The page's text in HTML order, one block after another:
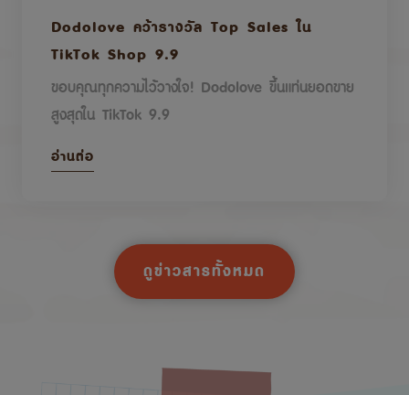
Dodolove คว้ารางวัล Top Sales ใน
TikTok Shop 9.9
ขอบคุณทุกความไว้วางใจ! Dodolove ขึ้นแท่นยอดขาย
สูงสุดใน TikTok 9.9
อ่านต่อ
ดูข่าวสารทั้งหมด